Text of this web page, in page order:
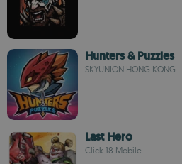
Hunters & Puzzles
SKYUNION HONG KONG
Last Hero
Click.18 Mobile